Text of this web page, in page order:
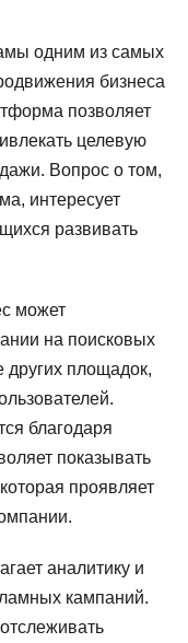
одним из самых
бизнеса
позволяет
целевую
Вопрос о том,
интересует
развивать
может
на поисковых
других площадок,
благодаря
показывать
проявляет
аналитику и
кампаний.